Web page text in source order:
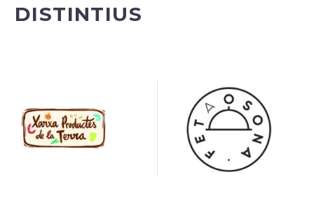
DISTINTIUS